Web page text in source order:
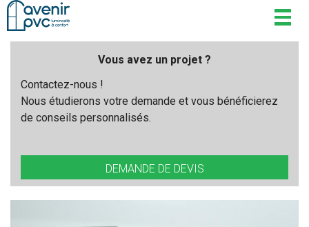
Vous avez un projet ?
Contactez-nous !
Nous étudierons votre demande et vous bénéficierez
de conseils personnalisés.
DEMANDE DE DEVIS